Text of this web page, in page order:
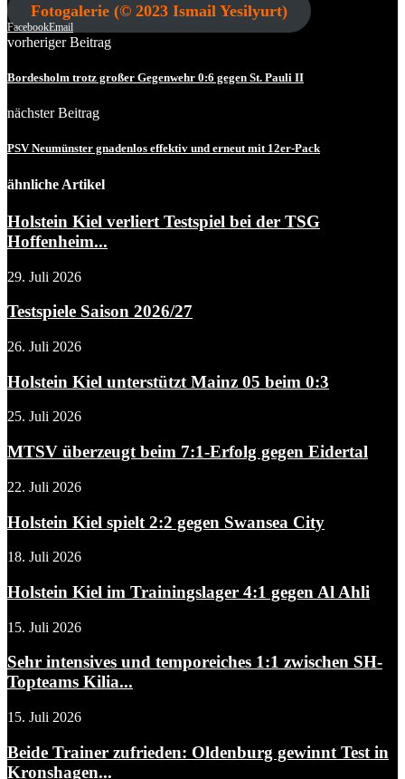
Fotogalerie (© 2023 Ismail Yesilyurt)
FacebookEmail
vorheriger Beitrag
Bordesholm trotz großer Gegenwehr 0:6 gegen St. Pauli II
nächster Beitrag
PSV Neumünster gnadenlos effektiv und erneut mit 12er-Pack
ähnliche Artikel
Holstein Kiel verliert Testspiel bei der TSG
Hoffenheim...
29. Juli 2026
Testspiele Saison 2026/27
26. Juli 2026
Holstein Kiel unterstützt Mainz 05 beim 0:3
25. Juli 2026
MTSV überzeugt beim 7:1-Erfolg gegen Eidertal
22. Juli 2026
Holstein Kiel spielt 2:2 gegen Swansea City
18. Juli 2026
Holstein Kiel im Trainingslager 4:1 gegen Al Ahli
15. Juli 2026
Sehr intensives und temporeiches 1:1 zwischen SH-
Topteams Kilia...
15. Juli 2026
Beide Trainer zufrieden: Oldenburg gewinnt Test in
Kronshagen...